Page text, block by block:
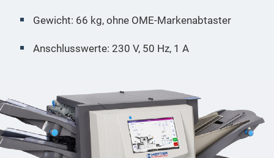
Gewicht: 66 kg, ohne OME-Markenabtaster
Anschlusswerte: 230 V, 50 Hz, 1 A